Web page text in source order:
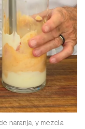
primero has de
CANCELAR
naranja, y mezcla
boletín.